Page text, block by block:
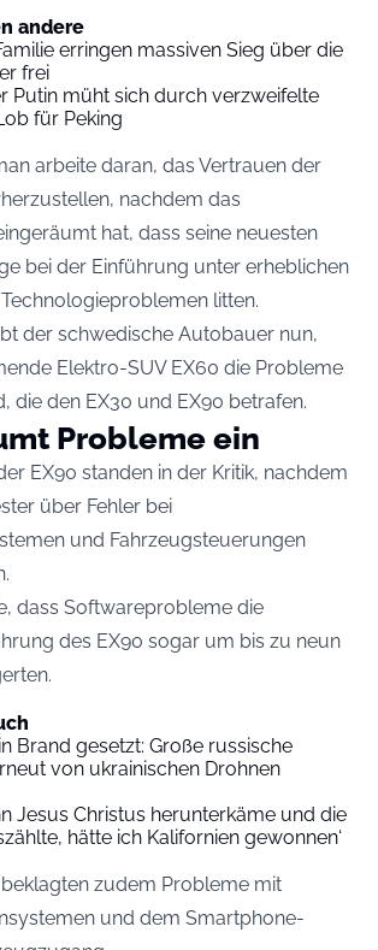
andere
erringen massiven Sieg über die
frei
Putin müht sich durch verzweifelte
für Peking
arbeite daran, das Vertrauen der
nachdem das
hat, dass seine neuesten
bei der Einführung unter erheblichen
litten.
der schwedische Autobauer nun,
Elektro-SUV EX60 die Probleme
die den EX30 und EX90 betrafen.
Probleme ein
EX90 standen in der Kritik, nachdem
über Fehler bei
und Fahrzeugsteuerungen
dass Softwareprobleme die
des EX90 sogar um bis zu neun
Brand gesetzt: Große russische
von ukrainischen Drohnen
Jesus Christus herunterkäme und die
hätte ich Kalifornien gewonnen‘
beklagten zudem Probleme mit
und dem Smartphone-